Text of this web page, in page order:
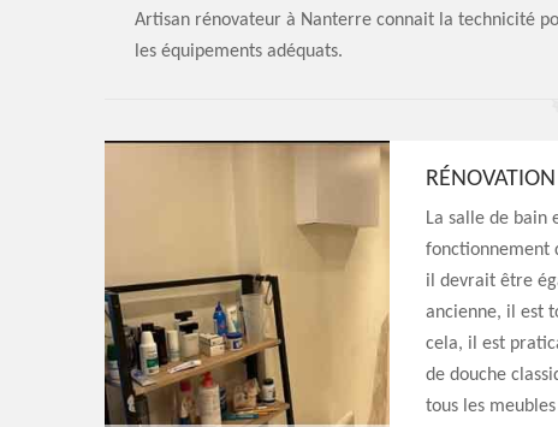
Artisan rénovateur à Nanterre connait la technicité
les équipements adéquats.
La salle de bain
fonctionnement
il devrait être
ancienne, il est
cela, il est
de douche
tous les